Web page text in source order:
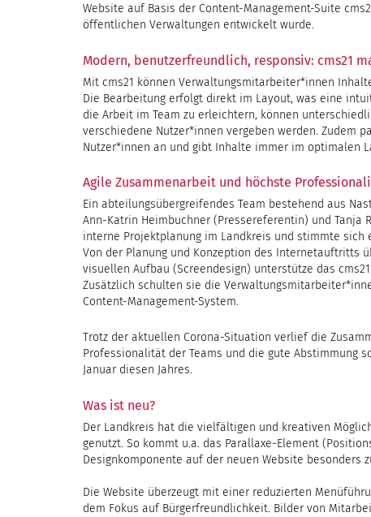
Website auf Basis der Content-Management-Suite
öffentlichen Verwaltungen entwickelt wurde.
Modern, benutzerfreundlich, responsiv: cms21
Mit cms21 können Verwaltungsmitarbeiter*innen
Die Bearbeitung erfolgt direkt im Layout, was eine
die Arbeit im Team zu erleichtern, können
verschiedene Nutzer*innen vergeben werden. Zudem
Nutzer*innen an und gibt Inhalte immer im optimalen
Agile Zusammenarbeit und höchste
Ein abteilungsübergreifendes Team bestehend aus
Ann-Katrin Heimbuchner (Pressereferentin) und
interne Projektplanung im Landkreis und stimmte sich
Von der Planung und Konzeption des Internetauftritts
visuellen Aufbau (Screendesign) unterstütze das
Zusätzlich schulten sie die
Content-Management-System.
Trotz der aktuellen Corona-Situation verlief die
Professionalität der Teams und die gute Abstimmung
Januar diesen Jahres.
Was ist neu?
Der Landkreis hat die vielfältigen und kreativen
genutzt. So kommt u.a. das Parallaxe-Element
Designkomponente auf der neuen Website besonders
Die Website überzeugt mit einer reduzierten
dem Fokus auf Bürgerfreundlichkeit. Bilder von